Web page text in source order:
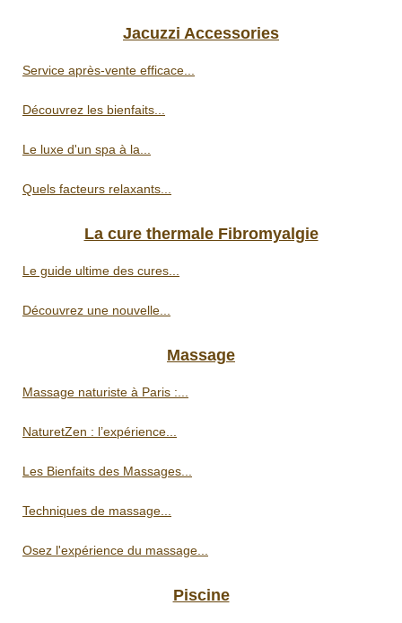
Jacuzzi Accessories
Service après-vente efficace...
Découvrez les bienfaits...
Le luxe d'un spa à la...
Quels facteurs relaxants...
La cure thermale Fibromyalgie
Le guide ultime des cures...
Découvrez une nouvelle...
Massage
Massage naturiste à Paris :...
NaturetZen : l’expérience...
Les Bienfaits des Massages...
Techniques de massage...
Osez l'expérience du massage...
Piscine